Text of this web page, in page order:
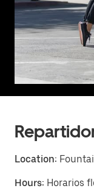
Location:
Hours: Horarios